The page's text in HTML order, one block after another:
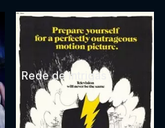
Rede de Intrigas